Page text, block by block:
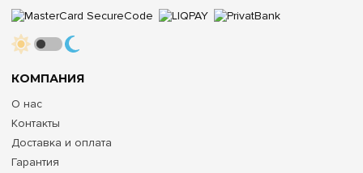
КОМПАНИЯ
О нас
Контакты
Доставка и оплата
Гарантия